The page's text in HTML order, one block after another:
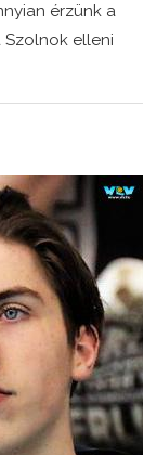
érzünk a
Szolnok elleni